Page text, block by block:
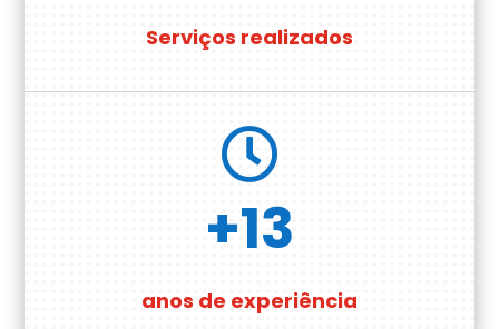
Serviços realizados

+13
anos de experiência